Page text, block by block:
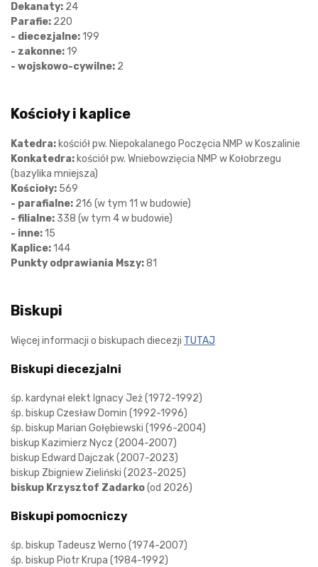
Dekanaty: 24
Parafie: 220
- diecezjalne:199
- zakonne:19
- wojskowo-cywilne: 2
Kościoły i kaplice
Katedra: kościół pw. Niepokalanego Poczęcia NMP w Koszalinie
Konkatedra: kościół pw. Wniebowzięcia NMP w Kołobrzegu
(bazylika mniejsza)
Kościoły: 569
- parafialne: 216 (w tym 11 w budowie)
- filialne: 338 (w tym 4 w budowie)
- inne:15
Kaplice:144
Punkty odprawiania Mszy:81
Biskupi
Więcej informacji o biskupach diecezji TUTAJ
Biskupi diecezjalni
śp. kardynał elekt Ignacy Jeż (1972-1992)
śp. biskup Czesław Domin (1992-1996)
śp. biskup Marian Gołębiewski (1996-2004)
biskup Kazimierz Nycz (2004-2007)
biskup Edward Dajczak (2007-2023)
biskup Zbigniew Zieliński (2023-2025)
biskup Krzysztof Zadarko(od 2026)
Biskupi pomocniczy
śp. biskup Tadeusz Werno (1974-2007)
śp. biskup Piotr Krupa (1984-1992)